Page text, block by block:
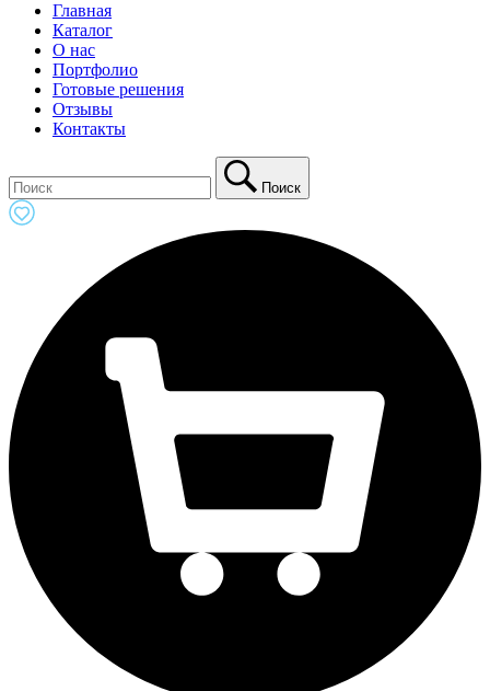
Главная
Каталог
О нас
Портфолио
Готовые решения
Отзывы
Контакты
Поиск